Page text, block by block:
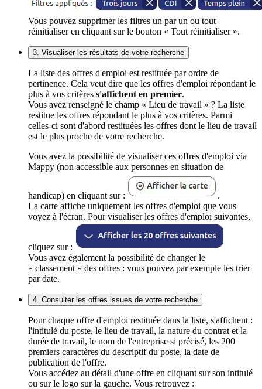
Vous pouvez supprimer les filtres un par un ou tout
réinitialiser en cliquant sur le bouton « Tout réinitialiser ».
3. Visualiser les résultats de votre recherche
La liste des offres d'emploi est restituée par ordre de
pertinence. Cela veut dire que les offres d'emploi répondant le
plus à vos critères s'affichent en premier.
Vous avez renseigné le champ « Lieu de travail » ? La liste
restitue les offres répondant le plus à vos critères. Parmi
celles-ci sont d'abord restituées les offres dont le lieu de travail
est le plus proche de votre recherche.
Vous avez la possibilité de visualiser ces offres d'emploi via
Mappy (non accessible aux personnes en situation de
handicap) en cliquant sur :
.
La carte affiche uniquement les offres d'emploi que vous
voyez à l'écran. Pour visualiser les offres d'emploi suivantes,
cliquez sur :
Vous avez également la possibilité de changer le
« classement » des offres : vous pouvez par exemple les trier
par date.
4. Consulter les offres issues de votre recherche
Pour chaque offre d'emploi restituée dans la liste, s'affichent :
l'intitulé du poste, le lieu de travail, la nature du contrat et la
durée de travail, le nom de l'entreprise si précisé, les 200
premiers caractères du descriptif du poste, la date de
publication de l'offre.
Vous accédez au détail d'une offre en cliquant sur son intitulé
ou sur le logo sur la gauche. Vous retrouvez :